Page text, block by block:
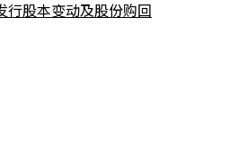
行股本变动及股份购回